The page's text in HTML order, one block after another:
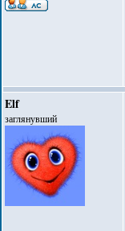
Elf
заглянувший